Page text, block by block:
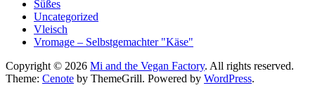
Süßes
Uncategorized
Vleisch
Vromage – Selbstgemachter "Käse"
Copyright © 2026 Mi and the Vegan Factory. All rights reserved.
Theme: Cenote by ThemeGrill. Powered by WordPress.